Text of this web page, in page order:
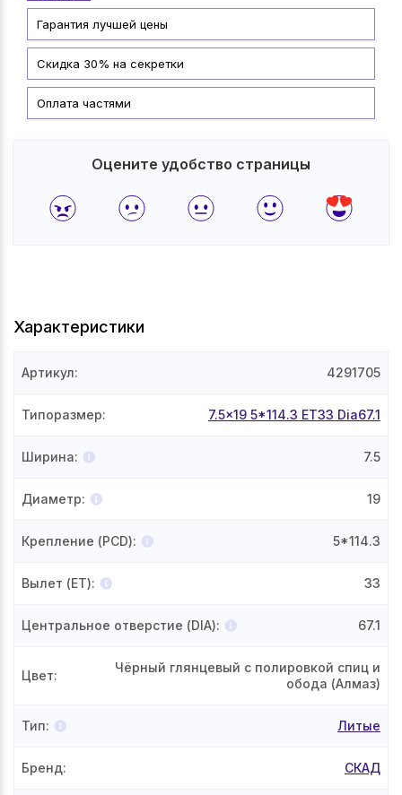
Гарантия лучшей цены
Скидка 30% на секретки
Оплата частями
Оцените удобство страницы
Характеристики
Артикул: 4291705
Типоразмер: 7.5x19 5*114.3 ET33 Dia67.1
Ширина: 7.5
Диаметр: 19
Крепление (PCD): 5*114.3
Вылет (ET): 33
Центральное отверстие (DIA): 67.1
Цвет:
Чёрный глянцевый с полировкой спиц и
обода (Алмаз)
Тип: Литые
Бренд: СКАД